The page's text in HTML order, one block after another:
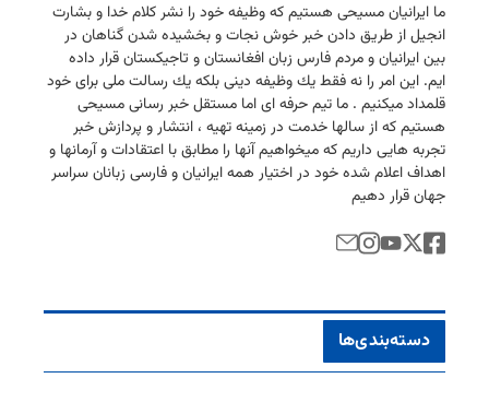
ما ایرانیان مسیحی هستیم كه وظیفه خود را نشر كلام خدا و بشارت
انجیل از طریق دادن خبر خوش نجات و بخشیده شدن گناهان در
بین ایرانیان و مردم فارس زبان افغانستان و تاجیكستان قرار داده
ایم. این امر را نه فقط یك وظیفه دینی بلكه یك رسالت ملی برای خود
قلمداد میكنیم . ما تیم حرفه ای اما مستقل خبر رسانی مسیحی
هستیم كه از سالها خدمت در زمینه تهیه ، انتشار و پردازش خبر
تجربه هایی داریم كه میخواهیم آنها را مطابق با اعتقادات و آرمانها و
اهداف اعلام شده خود در اختیار همه ایرانیان و فارسی زبانان سراسر
جهان قرار دهیم
دسته‌بندی‌ها